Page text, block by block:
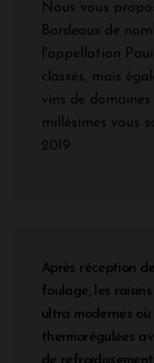
Nous vous
Bordeaux de
l'appellation
classés, mais
vins de
millésimes vous
2019.
Après réception
foulage, les
ultra modernes où
thermorégulées